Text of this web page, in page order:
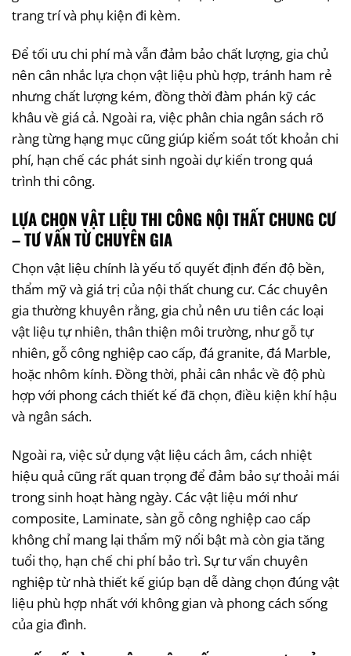
trang trí và phụ kiện đi kèm.
Để tối ưu chi phí mà vẫn đảm bảo chất lượng, gia chủ
nên cân nhắc lựa chọn vật liệu phù hợp, tránh ham rẻ
nhưng chất lượng kém, đồng thời đàm phán kỹ các
khâu về giá cả. Ngoài ra, việc phân chia ngân sách rõ
ràng từng hạng mục cũng giúp kiểm soát tốt khoản chi
phí, hạn chế các phát sinh ngoài dự kiến trong quá
trình thi công.
LỰA CHỌN VẬT LIỆU THI CÔNG NỘI THẤT CHUNG CƯ
– TƯ VẤN TỪ CHUYÊN GIA
Chọn vật liệu chính là yếu tố quyết định đến độ bền,
thẩm mỹ và giá trị của nội thất chung cư. Các chuyên
gia thường khuyên rằng, gia chủ nên ưu tiên các loại
vật liệu tự nhiên, thân thiện môi trường, như gỗ tự
nhiên, gỗ công nghiệp cao cấp, đá granite, đá Marble,
hoặc nhôm kính. Đồng thời, phải cân nhắc về độ phù
hợp với phong cách thiết kế đã chọn, điều kiện khí hậu
và ngân sách.
Ngoài ra, việc sử dụng vật liệu cách âm, cách nhiệt
hiệu quả cũng rất quan trọng để đảm bảo sự thoải mái
trong sinh hoạt hàng ngày. Các vật liệu mới như
composite, Laminate, sàn gỗ công nghiệp cao cấp
không chỉ mang lại thẩm mỹ nổi bật mà còn gia tăng
tuổi thọ, hạn chế chi phí bảo trì. Sự tư vấn chuyên
nghiệp từ nhà thiết kế giúp bạn dễ dàng chọn đúng vật
liệu phù hợp nhất với không gian và phong cách sống
của gia đình.